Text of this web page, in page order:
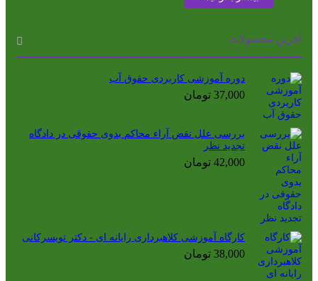
آخرین محصولات
دوره آموزشی کاربردی حقوق آب
37,000 تومان
بررسی علل نقض آراء محاکم بدوی حقوقی در دادگاه
تجدید نظر
42,000 تومان
کارگاه آموزشی کلاهبرداری رایانه ای - دکتر تویسرکانی
38,000 تومان